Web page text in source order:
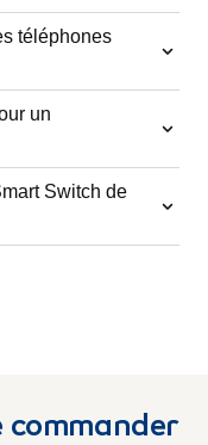
téléphones
un
Switch de
commander